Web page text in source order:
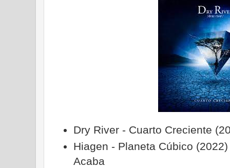
Dry River - Cuarto Creciente
Hiagen - Planeta Cúbico
Acaba